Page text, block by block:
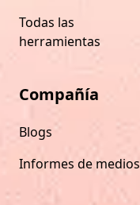
Todas las
herramientas
Compañía
Blogs
Informes de medios